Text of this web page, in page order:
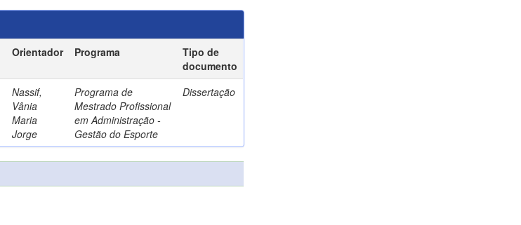
Orientador Programa
Tipo de
documento
Nassif,
Vânia
Maria
Jorge
Programa de
Mestrado Profissional
em Administração -
Gestão do Esporte
Dissertação